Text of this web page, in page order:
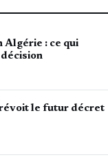
Algérie : ce qui
le futur décret